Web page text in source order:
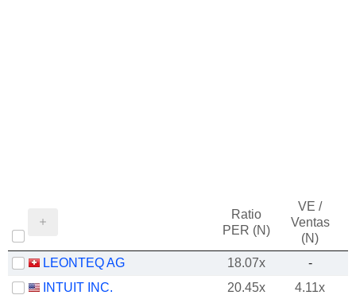
Ratio
PER (N)
VE /
Ventas
(N)
LEONTEQ AG 18.07x
-
INTUIT INC.
20.45x
4.11x